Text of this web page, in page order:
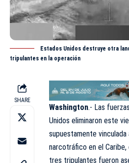
Estados Unidos destruye otra
tripulantes en la operación
SHARE
Washington.- Las
Unidos eliminaron este
supuestamente
narcotráfico en el
tres tripulantes fueron